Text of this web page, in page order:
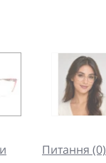
Питання (0)